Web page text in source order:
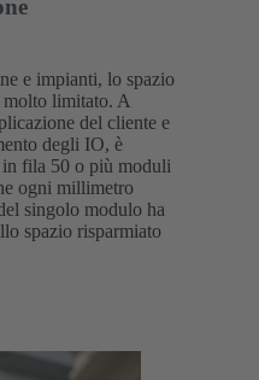
e impianti, lo spazio
limitato. A
del cliente e
degli IO, è
in fila 50 o più moduli
ogni millimetro
singolo modulo ha
spazio risparmiato